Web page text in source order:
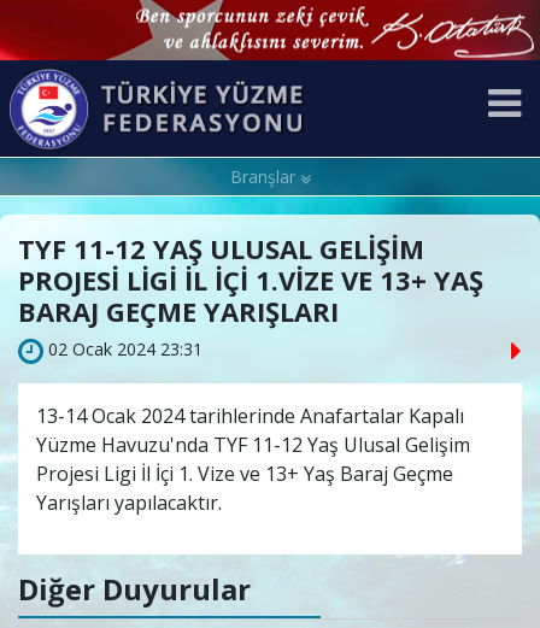
Branşlar
TYF 11-12 YAŞ ULUSAL GELİŞİM
PROJESİ LİGİ İL İÇİ 1.VİZE VE 13+ YAŞ
BARAJ GEÇME YARIŞLARI
02 Ocak 2024 23:31
13-14 Ocak 2024 tarihlerinde Anafartalar Kapalı
Yüzme Havuzu'nda TYF 11-12 Yaş Ulusal Gelişim
Projesi Ligi İl İçi 1. Vize ve 13+ Yaş Baraj Geçme
Yarışları yapılacaktır.
Diğer Duyurular